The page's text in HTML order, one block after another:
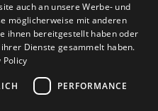
ROMANIAN
auch an unsere Werbe- und
möglicherweise mit anderen
ihnen bereitgestellt haben oder
Dienste gesammelt haben.
Policy
PERFORMANCE